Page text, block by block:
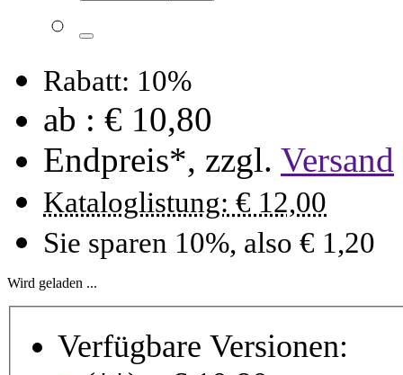
Rabatt: 10%
ab : € 10,80
Endpreis*, zzgl. Versand
Kataloglistung: € 12,00
Sie sparen 10%, also € 1,20
Wird geladen ...
Verfügbare Versionen: